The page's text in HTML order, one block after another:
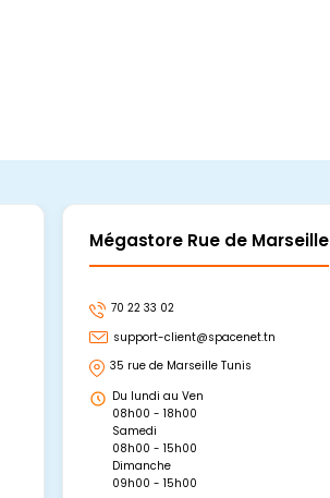
Mégastore Rue de Marseille
70 22 33 02
support-client@spacenet.tn
35 rue de Marseille Tunis
Du lundi au Ven
08h00 - 18h00
Samedi
08h00 - 15h00
Dimanche
09h00 - 15h00